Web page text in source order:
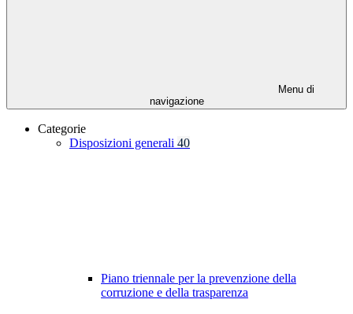
Menu di
navigazione
Categorie
Disposizioni generali 40
Piano triennale per la prevenzione della
corruzione e della trasparenza